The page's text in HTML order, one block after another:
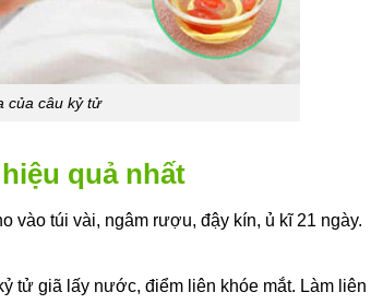
của câu kỷ tử
quả nhất
vào túi vài, ngâm rượu, đậy kín, ủ kĩ 21 ngày.
tử giã lấy nước, điểm liên khóe mắt. Làm liên